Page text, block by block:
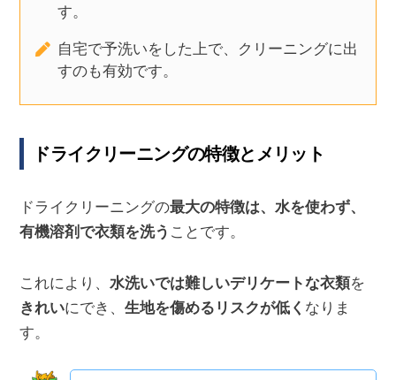
す。
自宅で予洗いをした上で、クリーニングに出
すのも有効です。
ドライクリーニングの特徴とメリット
ドライクリーニングの最大の特徴は、水を使わず、
有機溶剤で衣類を洗う ことです。
これにより、水洗いでは難しいデリケートな衣類を
きれいにでき、生地を傷めるリスクが低く なりま
す。